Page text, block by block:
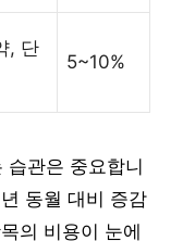
, 단
5~10%
습관은 중요합니
동월 대비 증감
의 비용이 눈에